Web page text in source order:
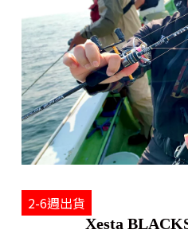
2-6週出貨
Xesta